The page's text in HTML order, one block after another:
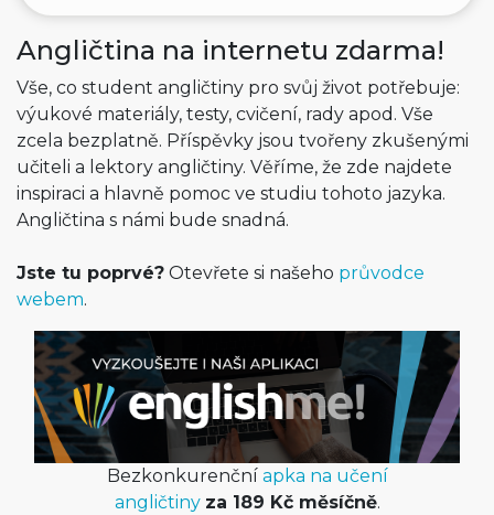
Angličtina na internetu zdarma!
Vše, co student angličtiny pro svůj život potřebuje:
výukové materiály, testy, cvičení, rady apod. Vše
zcela bezplatně. Příspěvky jsou tvořeny zkušenými
učiteli a lektory angličtiny. Věříme, že zde najdete
inspiraci a hlavně pomoc ve studiu tohoto jazyka.
Angličtina s námi bude snadná.
Jste tu poprvé? Otevřete si našeho průvodce
webem.
Bezkonkurenční apka na učení
angličtiny za 189 Kč měsíčně.